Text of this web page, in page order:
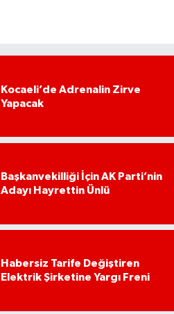
Kocaeli’de Adrenalin Zirve
Yapacak
Başkanvekilliği İçin AK Parti’nin
Adayı Hayrettin Ünlü
Habersiz Tarife Değiştiren
Elektrik Şirketine Yargı Freni